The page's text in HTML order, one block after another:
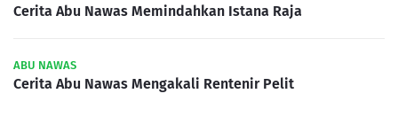
Cerita Abu Nawas Memindahkan Istana Raja
ABU NAWAS
Cerita Abu Nawas Mengakali Rentenir Pelit